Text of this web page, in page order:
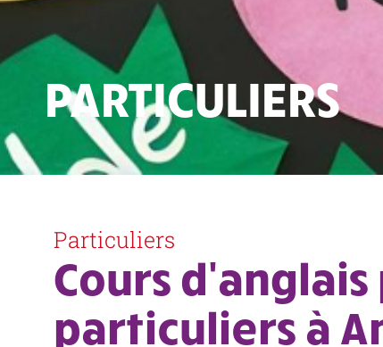
PARTICULIERS
Particuliers
Cours
particuliers à